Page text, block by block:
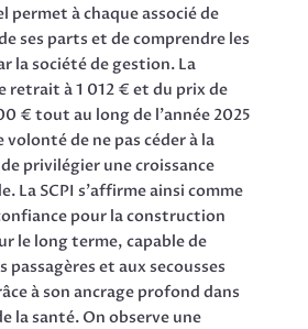
à chaque associé de
ses parts et de comprendre les
la société de gestion. La
retrait à 1 012 € et du prix de
€ tout au long de l’année 2025
de ne pas céder à la
privilégier une croissance
La SCPI s’affirme ainsi comme
pour la construction
le long terme, capable de
passagères et aux secousses
à son ancrage profond dans
la santé. On observe une